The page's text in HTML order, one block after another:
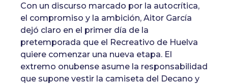
Con un discurso marcado por la autocrítica,
el compromiso y la ambición, Aitor García
dejó claro en el primer día de la
pretemporada que el Recreativo de Huelva
quiere comenzar una nueva etapa. El
extremo onubense asume la responsabilidad
que supone vestir la camiseta del Decano y